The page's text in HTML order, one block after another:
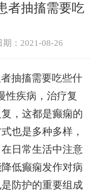
者抽搐需要吃
期：2021-08-26
抽搐需要吃些什
性疾病，治疗复
，这都是癫痫的
也是多种多样，
日常生活中注意
低癫痫发作对病
防护的重要组成